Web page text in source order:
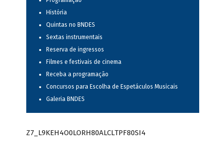
História
Quintas no BNDES
Sextas instrumentais
Reserva de ingressos
Filmes e festivais de cinema
Receba a programação
Concursos para Escolha de Espetáculos Musicais
Galeria BNDES
Z7_L9KEH4O0LORH80ALCLTPF80SI4